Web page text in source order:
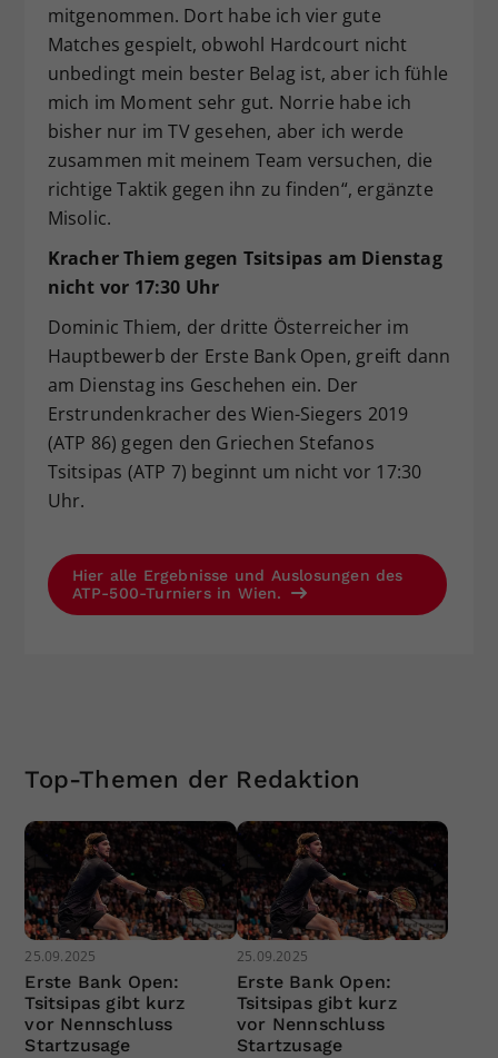
mitgenommen. Dort habe ich vier gute
Matches gespielt, obwohl Hardcourt nicht
unbedingt mein bester Belag ist, aber ich fühle
mich im Moment sehr gut. Norrie habe ich
bisher nur im TV gesehen, aber ich werde
zusammen mit meinem Team versuchen, die
richtige Taktik gegen ihn zu finden“, ergänzte
Misolic.
Kracher Thiem gegen Tsitsipas am Dienstag
nicht vor 17:30 Uhr
Dominic Thiem, der dritte Österreicher im
Hauptbewerb der Erste Bank Open, greift dann
am Dienstag ins Geschehen ein. Der
Erstrundenkracher des Wien-Siegers 2019
(ATP 86) gegen den Griechen Stefanos
Tsitsipas (ATP 7) beginnt um nicht vor 17:30
Uhr.
Hier alle Ergebnisse und Auslosungen des
ATP-500-Turniers in Wien.
Top-Themen der Redaktion
25.09.2025
Erste Bank Open:
Tsitsipas gibt kurz
vor Nennschluss
Startzusage
25.09.2025
Erste Bank Open:
Tsitsipas gibt kurz
vor Nennschluss
Startzusage